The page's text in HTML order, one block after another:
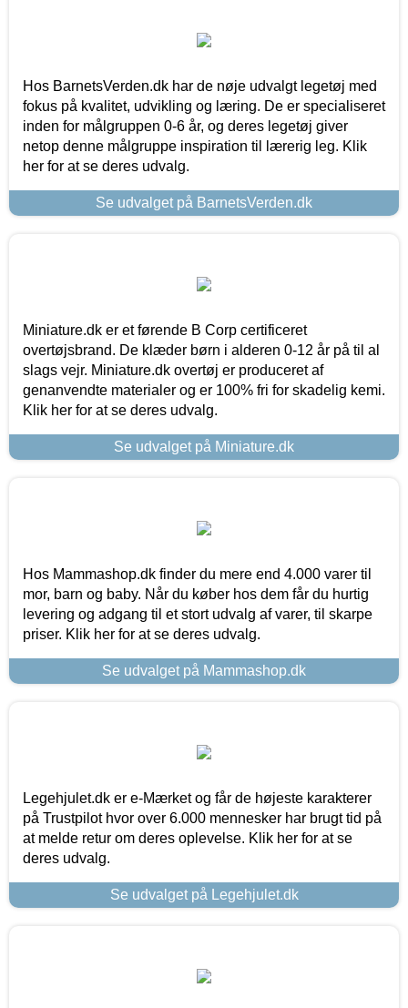
Hos BarnetsVerden.dk har de nøje udvalgt legetøj med
fokus på kvalitet, udvikling og læring. De er specialiseret
inden for målgruppen 0-6 år, og deres legetøj giver
netop denne målgruppe inspiration til lærerig leg. Klik
her for at se deres udvalg.
Se udvalget på BarnetsVerden.dk
Miniature.dk er et førende B Corp certificeret
overtøjsbrand. De klæder børn i alderen 0-12 år på til al
slags vejr. Miniature.dk overtøj er produceret af
genanvendte materialer og er 100% fri for skadelig kemi.
Klik her for at se deres udvalg.
Se udvalget på Miniature.dk
Hos Mammashop.dk finder du mere end 4.000 varer til
mor, barn og baby. Når du køber hos dem får du hurtig
levering og adgang til et stort udvalg af varer, til skarpe
priser. Klik her for at se deres udvalg.
Se udvalget på Mammashop.dk
Legehjulet.dk er e-Mærket og får de højeste karakterer
på Trustpilot hvor over 6.000 mennesker har brugt tid på
at melde retur om deres oplevelse. Klik her for at se
deres udvalg.
Se udvalget på Legehjulet.dk